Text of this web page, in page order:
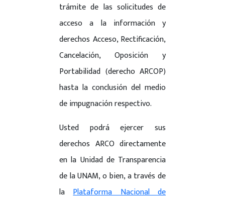
trámite de las solicitudes de
acceso a la información y
derechos Acceso, Rectificación,
Cancelación, Oposición y
Portabilidad (derecho ARCOP)
hasta la conclusión del medio
de impugnación respectivo.
Usted podrá ejercer sus
derechos ARCO directamente
en la Unidad de Transparencia
de la UNAM, o bien, a través de
laPlataforma Nacional de